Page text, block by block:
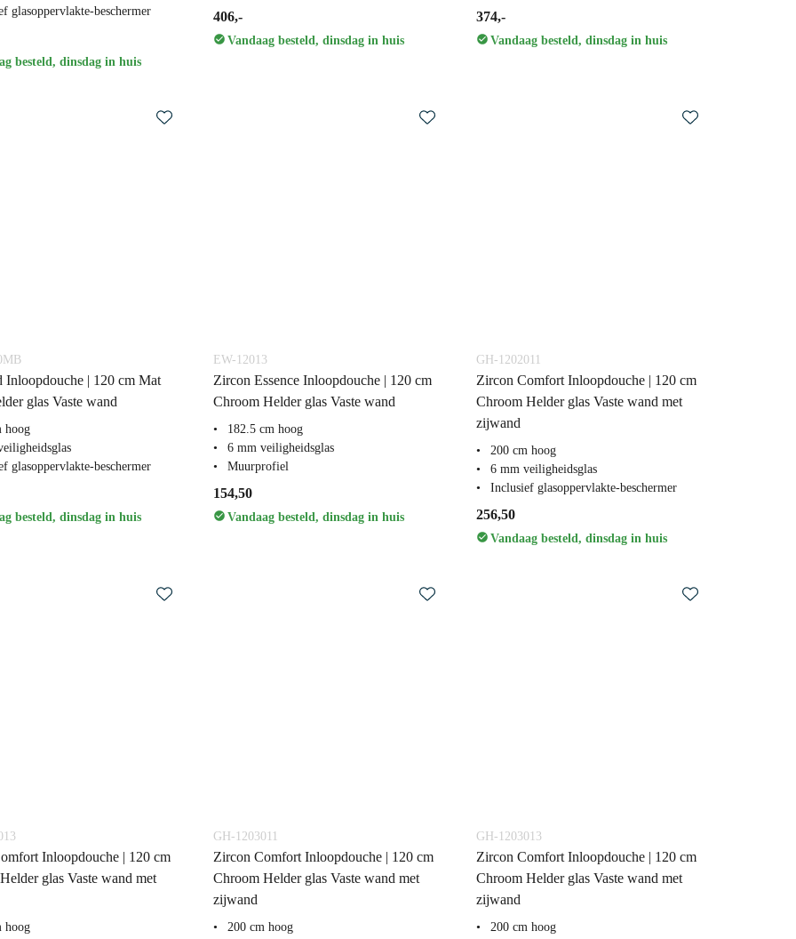
glasoppervlakte-beschermer
besteld, dinsdag in huis
406,-
Vandaag besteld, dinsdag in huis
374,-
Vandaag besteld, dinsdag in huis
Inloopdouche | 120 cm Mat
glas Vaste wand
hoog
glasoppervlakte-beschermer
besteld, dinsdag in huis
EW-12013
Zircon Essence Inloopdouche | 120 cm
Chroom Helder glas Vaste wand
182.5 cm hoog
6 mm veiligheidsglas
Muurprofiel
154,50
Vandaag besteld, dinsdag in huis
GH-1202011
Zircon Comfort Inloopdouche | 120 cm
Chroom Helder glas Vaste wand met
zijwand
200 cm hoog
6 mm veiligheidsglas
Inclusief glasoppervlakte-beschermer
256,50
Vandaag besteld, dinsdag in huis
Inloopdouche | 120 cm
glas Vaste wand met
hoog
GH-1203011
Zircon Comfort Inloopdouche | 120 cm
Chroom Helder glas Vaste wand met
zijwand
200 cm hoog
GH-1203013
Zircon Comfort Inloopdouche | 120 cm
Chroom Helder glas Vaste wand met
zijwand
200 cm hoog